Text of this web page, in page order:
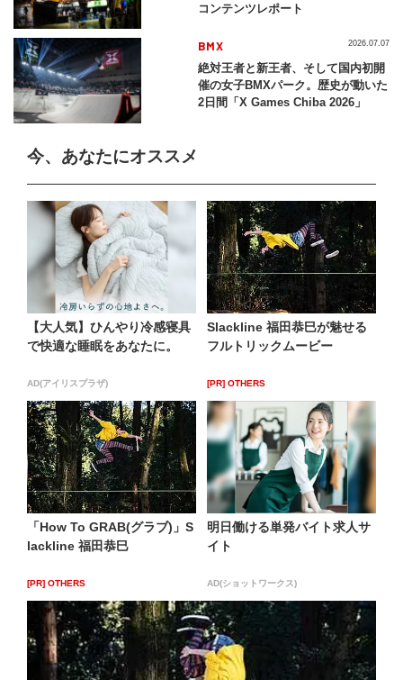
コンテンツレポート
BMX
絶対王者と新王者、そして国内初開
催の女子BMXパーク。歴史が動いた
2日間「X Games Chiba 2026」
2026.07.07
今、あなたにオススメ
【大人気】ひんやり冷感寝具
で快適な睡眠をあなたに。
AD(アイリスプラザ)
Slackline 福田恭巳が魅せる
フルトリックムービー
[PR] OTHERS
「How To GRAB(グラブ)」S
lackline 福田恭巳
[PR] OTHERS
明日働ける単発バイト求人サ
イト
AD(ショットワークス)